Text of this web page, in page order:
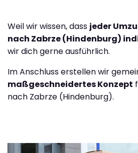
Weil wir wissen, dass jeder
nach Zabrze (Hindenburg)
wir dich gerne ausführlich.
Im Anschluss erstellen wir
maßgeschneidertes Konzept
nach Zabrze (Hindenburg).